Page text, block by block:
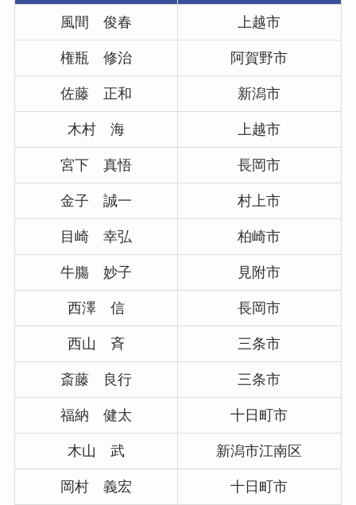
風間 俊春 上越市
権瓶 修治 阿賀野市
佐藤 正和 新潟市
木村 海 上越市
宮下 真悟 長岡市
金子 誠一 村上市
目崎 幸弘 柏崎市
牛膓 妙子 見附市
西澤 信 長岡市
西山 斉 三条市
斎藤 良行 三条市
福納 健太 十日町市
木山 武 新潟市江南区
岡村 義宏 十日町市